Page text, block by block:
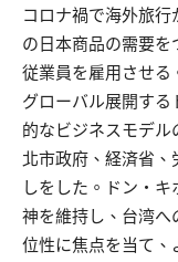
コロナ禍で海外旅
の日本商品の需要
従業員を雇用させる
グローバル展開す
的なビジネスモデ
北市政府、経済省
しをした。ドン・
神を維持し、台湾
位性に焦点を当て、